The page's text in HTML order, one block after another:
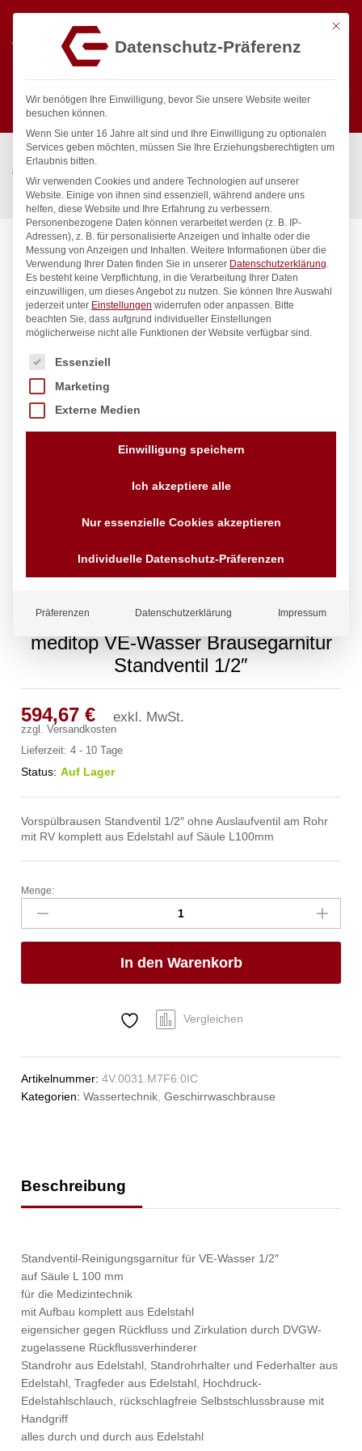
Suchen
Start / Gastronomiebedarf & Gastro Geräte für Profis
Wassertechnik
Geschirrwaschbrause
meditop VE-Wasser Brausegarnitur Standventil 1/2″
meditop VE-Wasser Brausegarnitur
Standventil 1/2″
594,67€ exkl. MwSt.
zzgl.Versandkosten
Lieferzeit:4 - 10 Tage
Status: Auf Lager
Vorspülbrausen Standventil 1/2″ ohne Auslaufventil am Rohr
mit RV komplett aus Edelstahl auf Säule L100mm
meditop
VE-
Wasser
Brausegarnitur
1/2"
Menge:
In den Warenkorb
Vergleichen
Artikelnummer:4V.0031.M7F6.0IC
Kategorien:Wassertechnik,Geschirrwaschbrause
Beschreibung
Standventil-Reinigungsgarnitur für VE-Wasser 1/2″
auf Säule L 100 mm
für die Medizintechnik
mit Aufbau komplett aus Edelstahl
eigensicher gegen Rückfluss und Zirkulation durch DVGW-
zugelassene Rückflussverhinderer
Standrohr aus Edelstahl, Standrohrhalter und Federhalter aus
Edelstahl, Tragfeder aus Edelstahl, Hochdruck-
Edelstahlschlauch, rückschlagfreie Selbstschlussbrause mit
Handgriff
alles durch und durch aus Edelstahl
Mit
Datenschutz-Präferenz
Wir benötigen Ihre Einwilligung, bevor Sie unsere Website weiter
besuchen können.
Wenn Sie unter 16 Jahre alt sind und Ihre Einwilligung zu optionalen
Services geben möchten, müssen Sie Ihre Erziehungsberechtigten um
Erlaubnis bitten.
Wir verwenden Cookies und andere Technologien auf unserer
Website. Einige von ihnen sind essenziell, während andere uns
helfen, diese Website und Ihre Erfahrung zu verbessern.
Personenbezogene Daten können verarbeitet werden (z. B. IP-
Adressen), z. B. für personalisierte Anzeigen und Inhalte oder die
Messung von Anzeigen und Inhalten. Weitere Informationen über die
Verwendung Ihrer Daten finden Sie in unserer Datenschutzerklärung.
Es besteht keine Verpflichtung, in die Verarbeitung Ihrer Daten
einzuwilligen, um dieses Angebot zu nutzen. Sie können Ihre Auswahl
jederzeit unter Einstellungen widerrufen oder anpassen. Bitte
beachten Sie, dass aufgrund individueller Einstellungen
möglicherweise nicht alle Funktionen der Website verfügbar sind.
Es folgt eine Liste der Service-Gruppen, für die eine
Essenziell
Marketing
Externe Medien
Einwilligung speichern
Ich akzeptiere alle
Nur essenzielle Cookies akzeptieren
Individuelle Datenschutz-Präferenzen
Präferenzen Datenschutzerklärung Impressum